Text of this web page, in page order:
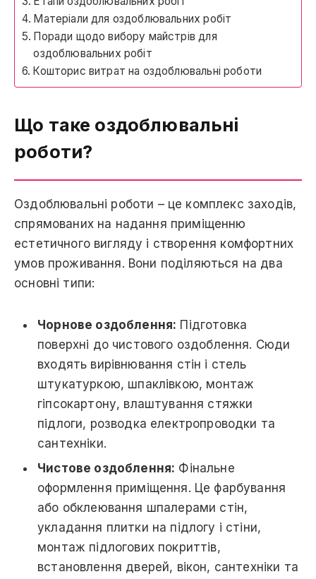
Матеріали для оздоблювальних робіт
Поради щодо вибору майстрів для
оздоблювальних робіт
Кошторис витрат на оздоблювальні роботи
Що таке оздоблювальні
роботи?
Оздоблювальні роботи – це комплекс заходів,
спрямованих на надання приміщенню
естетичного вигляду і створення комфортних
умов проживання. Вони поділяються на два
основні типи:
Чорнове оздоблення: Підготовка
поверхні до чистового оздоблення. Сюди
входять вирівнювання стін і стель
штукатуркою, шпаклівкою, монтаж
гіпсокартону, влаштування стяжки
підлоги, розводка електропроводки та
сантехніки.
Чистове оздоблення: Фінальне
оформлення приміщення. Це фарбування
або обклеювання шпалерами стін,
укладання плитки на підлогу і стіни,
монтаж підлогових покриттів,
встановлення дверей, вікон, сантехніки та